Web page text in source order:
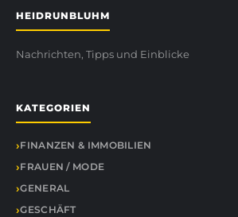
HEIDRUNBLUHM
Nachrichten, Tipps und Einblicke
KATEGORIEN
FINANZEN & IMMOBILIEN
FRAUEN / MODE
GENERAL
GESCHÄFT